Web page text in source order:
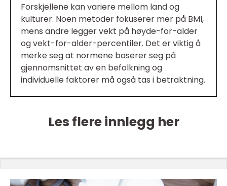
Forskjellene kan variere mellom land og
kulturer. Noen metoder fokuserer mer på BMI,
mens andre legger vekt på høyde-for-alder
og vekt-for-alder-percentiler. Det er viktig å
merke seg at normene baserer seg på
gjennomsnittet av en befolkning og
individuelle faktorer må også tas i betraktning.
Les flere innlegg her